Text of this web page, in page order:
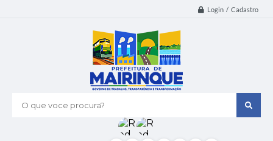
Login / Cadastro
O que voce procura?